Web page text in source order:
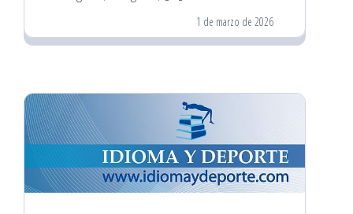
1 de marzo de 2026